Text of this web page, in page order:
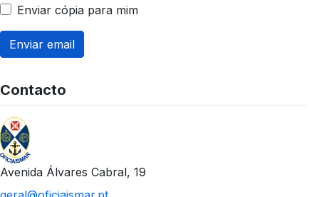
Enviar cópia para mim
Enviar email
Contacto
Avenida Álvares Cabral, 19